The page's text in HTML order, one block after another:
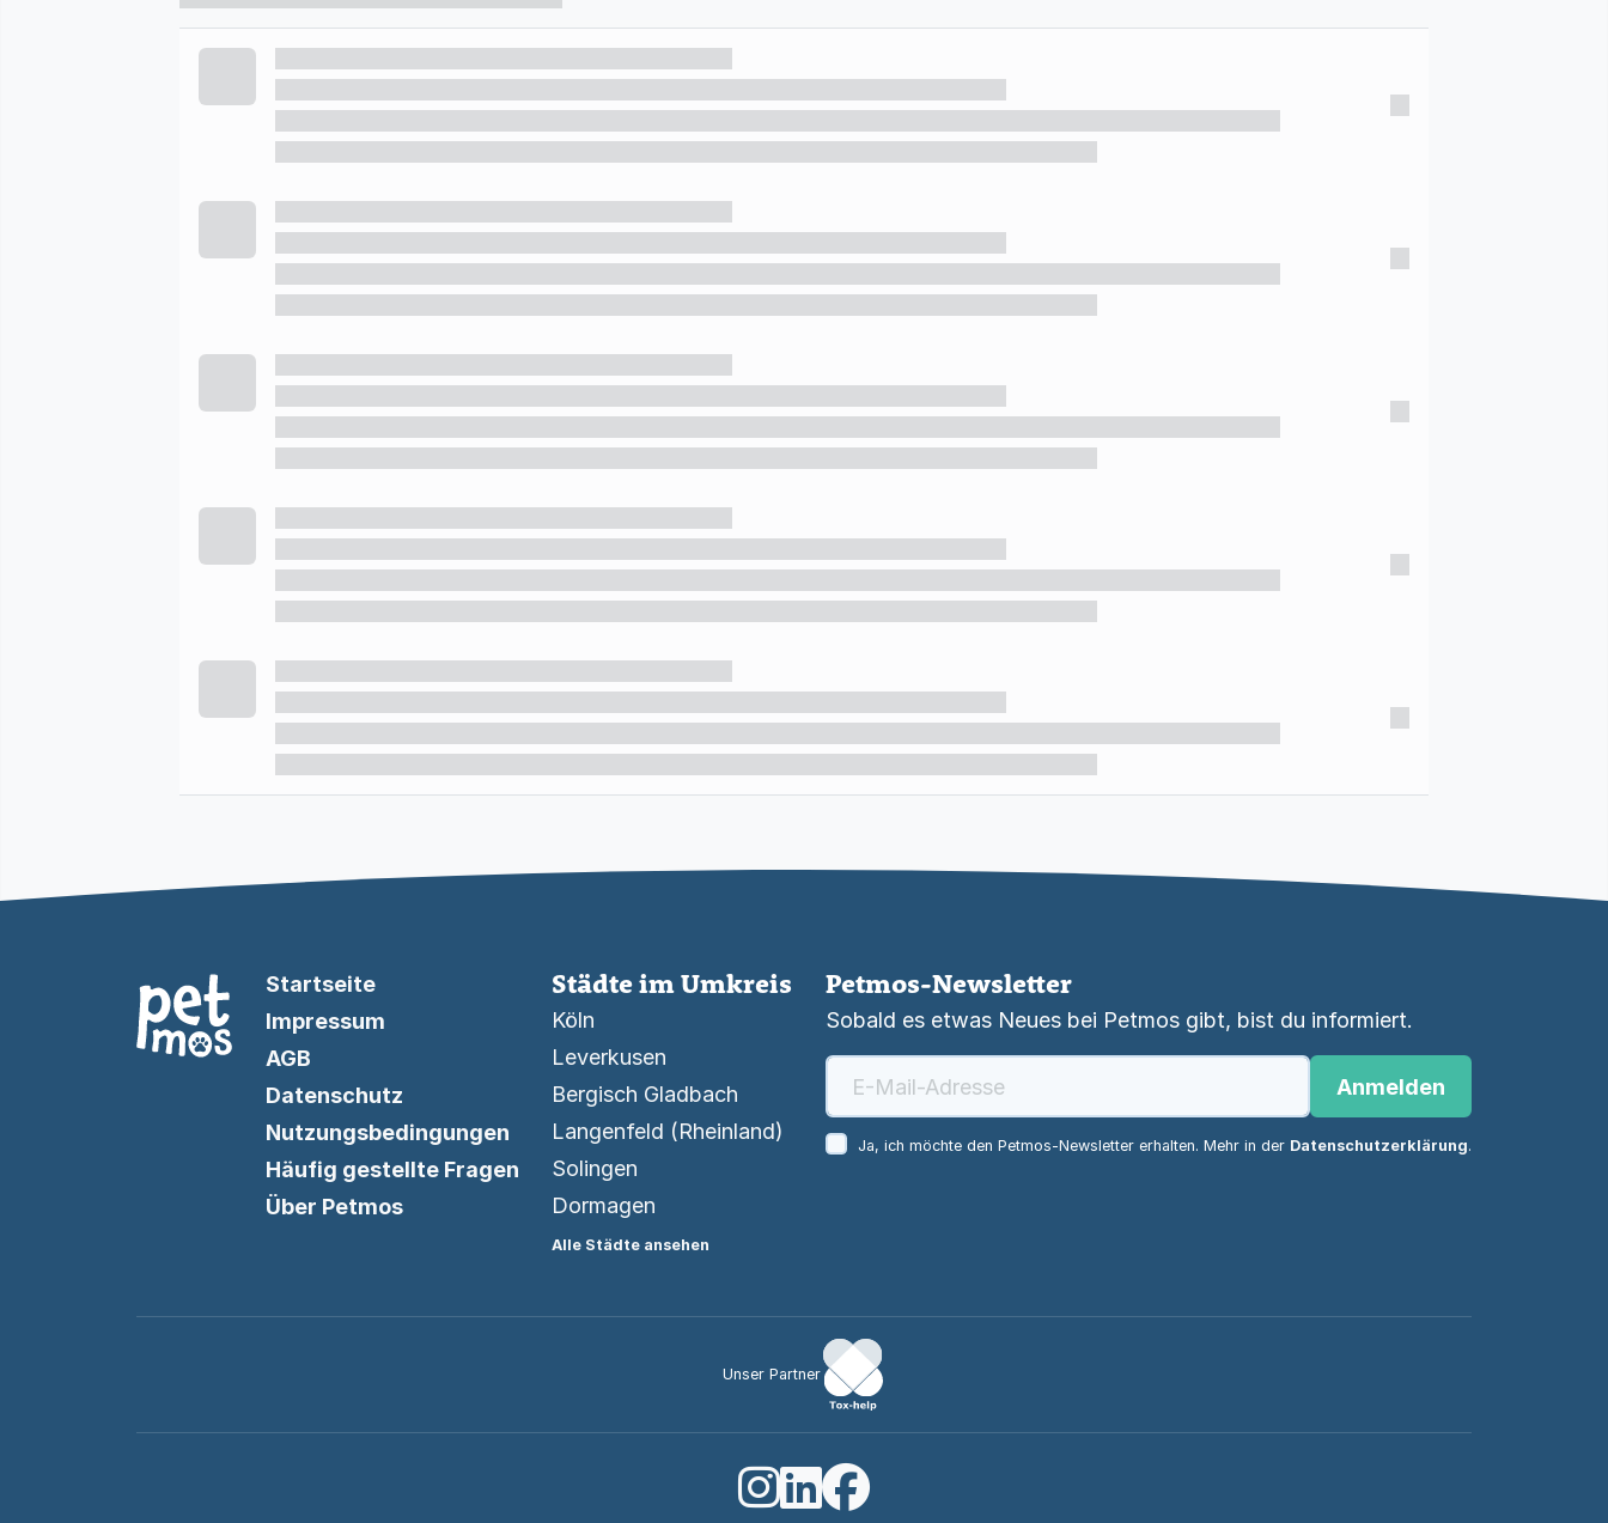
Startseite
Impressum
AGB
Datenschutz
Nutzungsbedingungen
Häufig gestellte Fragen
Über Petmos
Städte im Umkreis
Köln
Leverkusen
Bergisch Gladbach
Langenfeld (Rheinland)
Solingen
Dormagen
Alle Städte ansehen
Petmos-Newsletter
Sobald es etwas Neues bei Petmos gibt, bist du informiert.
Anmelden
Ja, ich möchte den Petmos-Newsletter erhalten. Mehr in der Datenschutzerklärung.
Unser Partner